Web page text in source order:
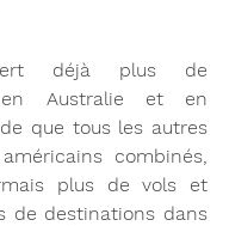
déjà plus de
en Australie et en
que tous les autres
combinés,
plus de vols et
de destinations dans